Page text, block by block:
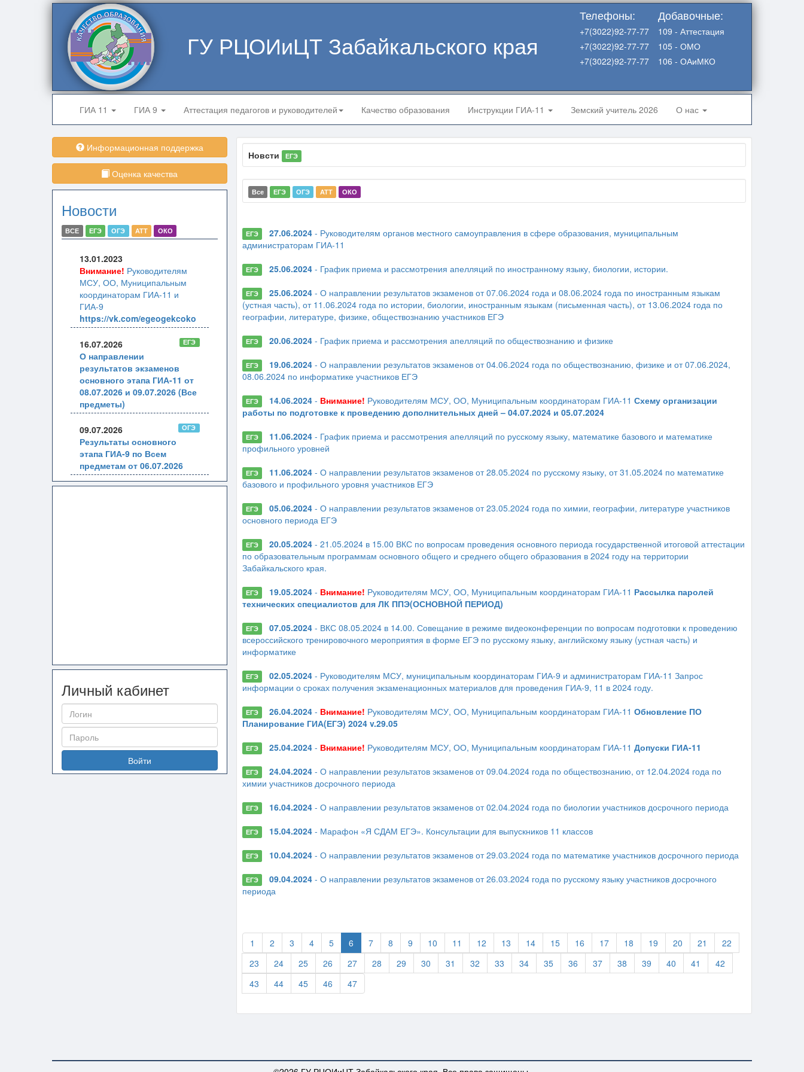
ГУ РЦОИиЦТ Забайкальского края
Добавочные:
109 - Аттестация
105 - ОМО
106 - ОАиМКО
Телефоны:
+7(3022)92-77-77
+7(3022)92-77-77
+7(3022)92-77-77
ГИА 11 ГИА 9 Аттестация педагогов и руководителей Качество образования Инструкции ГИА-11 Земский учитель 2026 О нас
Информационная поддержка
Оценка качества
Новости
ВСЕ ЕГЭ ОГЭ АТТ ОКО
13.01.2023
Внимание! Руководителям
МСУ, ОО, Муниципальным
координаторам ГИА-11 и
ГИА-9
https://vk.com/egeogekcoko
16.07.2026 ЕГЭ
О направлении
результатов экзаменов
основного этапа ГИА-11 от
08.07.2026 и 09.07.2026 (Все
предметы)
09.07.2026 ОГЭ
Результаты основного
этапа ГИА-9 по Всем
предметам от 06.07.2026
Личный кабинет
Войти
Новсти ЕГЭ
Все ЕГЭ ОГЭ АТТ ОКО
ЕГЭ 27.06.2024 - Руководителям органов местного самоуправления в сфере образования, муниципальным
администраторам ГИА-11
ЕГЭ 25.06.2024 - График приема и рассмотрения апелляций по иностранному языку, биологии, истории.
ЕГЭ 25.06.2024 - О направлении результатов экзаменов от 07.06.2024 года и 08.06.2024 года по иностранным языкам
(устная часть), от 11.06.2024 года по истории, биологии, иностранным языкам (письменная часть), от 13.06.2024 года по
географии, литературе, физике, обществознанию участников ЕГЭ
ЕГЭ 20.06.2024 - График приема и рассмотрения апелляций по обществознанию и физике
ЕГЭ 19.06.2024 - О направлении результатов экзаменов от 04.06.2024 года по обществознанию, физике и от 07.06.2024,
08.06.2024 по информатике участников ЕГЭ
ЕГЭ 14.06.2024 - Внимание! Руководителям МСУ, ОО, Муниципальным координаторам ГИА-11Схему организации
работы по подготовке к проведению дополнительных дней – 04.07.2024 и 05.07.2024
ЕГЭ 11.06.2024 - График приема и рассмотрения апелляций по русскому языку, математике базового и математике
профильного уровней
ЕГЭ 11.06.2024 - О направлении результатов экзаменов от 28.05.2024 по русскому языку, от 31.05.2024 по математике
базового и профильного уровня участников ЕГЭ
ЕГЭ 05.06.2024 - О направлении результатов экзаменов от 23.05.2024 года по химии, географии, литературе участников
основного периода ЕГЭ
ЕГЭ 20.05.2024 - 21.05.2024 в 15.00 ВКС по вопросам проведения основного периода государственной итоговой аттестации
по образовательным программам основного общего и среднего общего образования в 2024 году на территории
Забайкальского края.
ЕГЭ 19.05.2024 - Внимание! Руководителям МСУ, ОО, Муниципальным координаторам ГИА-11 Рассылка паролей
технических специалистов для ЛК ППЭ(ОСНОВНОЙ ПЕРИОД)
ЕГЭ 07.05.2024 - ВКС 08.05.2024 в 14.00. Совещание в режиме видеоконференции по вопросам подготовки к проведению
всероссийского тренировочного мероприятия в форме ЕГЭ по русскому языку, английскому языку (устная часть) и
информатике
ЕГЭ 02.05.2024 - Руководителям МСУ, муниципальным координаторам ГИА-9 и администраторам ГИА-11 Запрос
информации о сроках получения экзаменационных материалов для проведения ГИА-9, 11 в 2024 году.
ЕГЭ 26.04.2024 - Внимание! Руководителям МСУ, ОО, Муниципальным координаторам ГИА-11Обновление ПО
Планирование ГИА(ЕГЭ) 2024 v.29.05
ЕГЭ 25.04.2024 - Внимание! Руководителям МСУ, ОО, Муниципальным координаторам ГИА-11Допуски ГИА-11
ЕГЭ 24.04.2024 - О направлении результатов экзаменов от 09.04.2024 года по обществознанию, от 12.04.2024 года по
химии участников досрочного периода
ЕГЭ 16.04.2024 - О направлении результатов экзаменов от 02.04.2024 года по биологии участников досрочного периода
ЕГЭ 15.04.2024 - Марафон «Я СДАМ ЕГЭ». Консультации для выпускников 11 классов
ЕГЭ 10.04.2024 - О направлении результатов экзаменов от 29.03.2024 года по математике участников досрочного периода
ЕГЭ 09.04.2024 - О направлении результатов экзаменов от 26.03.2024 года по русскому языку участников досрочного
периода
1 2 3 4 5 6 7 8 9 10 11 12 13 14 15 16 17 18 19 20 21
22
23
24 25 26 27 28 29 30 31 32 33 34 35 36 37 38 39 40 41
42
43
44 45 46 47